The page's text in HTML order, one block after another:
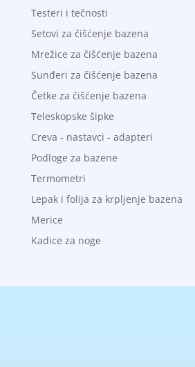
Testeri i tečnosti
Setovi za čišćenje bazena
Mrežice za čišćenje bazena
Sunđeri za čišćenje bazena
Četke za čišćenje bazena
Teleskopske šipke
Creva - nastavci - adapteri
Podloge za bazene
Termometri
Lepak i folija za krpljenje bazena
Merice
Kadice za noge